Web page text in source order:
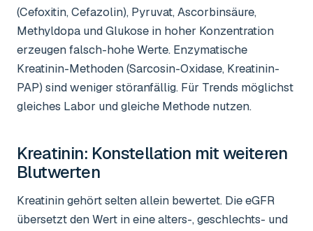
(Cefoxitin, Cefazolin), Pyruvat, Ascorbinsäure,
Methyldopa und Glukose in hoher Konzentration
erzeugen falsch-hohe Werte. Enzymatische
Kreatinin-Methoden (Sarcosin-Oxidase, Kreatinin-
PAP) sind weniger störanfällig. Für Trends möglichst
gleiches Labor und gleiche Methode nutzen.
Kreatinin: Konstellation mit weiteren
Blutwerten
Kreatinin gehört selten allein bewertet. Die eGFR
übersetzt den Wert in eine alters-, geschlechts- und